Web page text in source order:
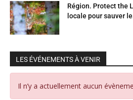
Région. Protect the
locale pour sauver
LES ÉVÉNEMENTS À VENIR
Il n’y a actuellement aucun